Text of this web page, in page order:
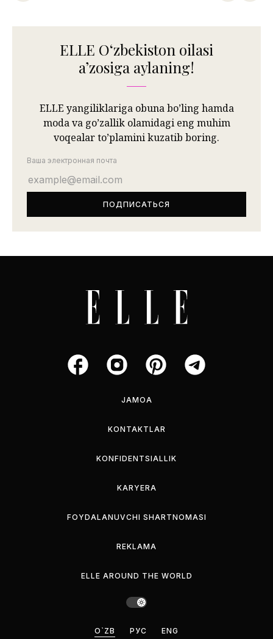
ELLE Oʻzbekiston oilasi
aʼzosiga aylaning!
ELLE yangiliklariga obuna bo’ling hamda
moda va go’zallik olamidagi eng muhim
voqealar to’plamini kuzatib boring.
Ваша электронная почта
JAMOA
KONTAKTLAR
KONFIDENTSIALLIK
KARYERA
FOYDALANUVCHI SHARTNOMASI
REKLAMA
ELLE AROUND THE WORLD
O`ZB РУС ENG